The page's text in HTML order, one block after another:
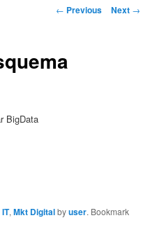
Post
← Previous Next →
BigData
IT,Mkt Digitalbyuser. Bookmark